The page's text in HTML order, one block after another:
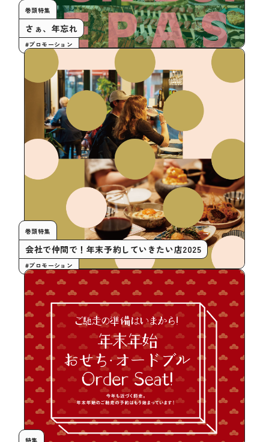
巻頭特集
さぁ、年忘れ
#プロモーション
巻頭特集
会社で仲間で！年末予約していきたい店2025
#プロモーション
特集